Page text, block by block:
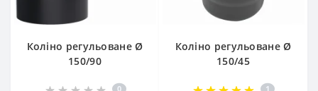
Коліно регульоване Ø
150/90
0
Коліно регульоване Ø
150/45
1